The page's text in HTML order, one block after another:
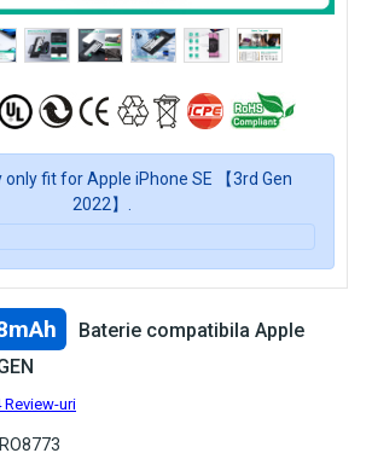
fit for Apple iPhone SE 【3rd Gen
2022】.
Baterie compatibila Apple
Review-uri